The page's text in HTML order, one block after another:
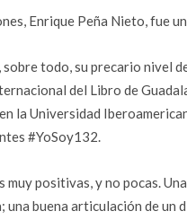
Enrique Peña Nieto, fue
todo, su precario nivel
del Libro de
la Universidad
#YoSoy132.
muy positivas, y no pocas.
buena articulación de un